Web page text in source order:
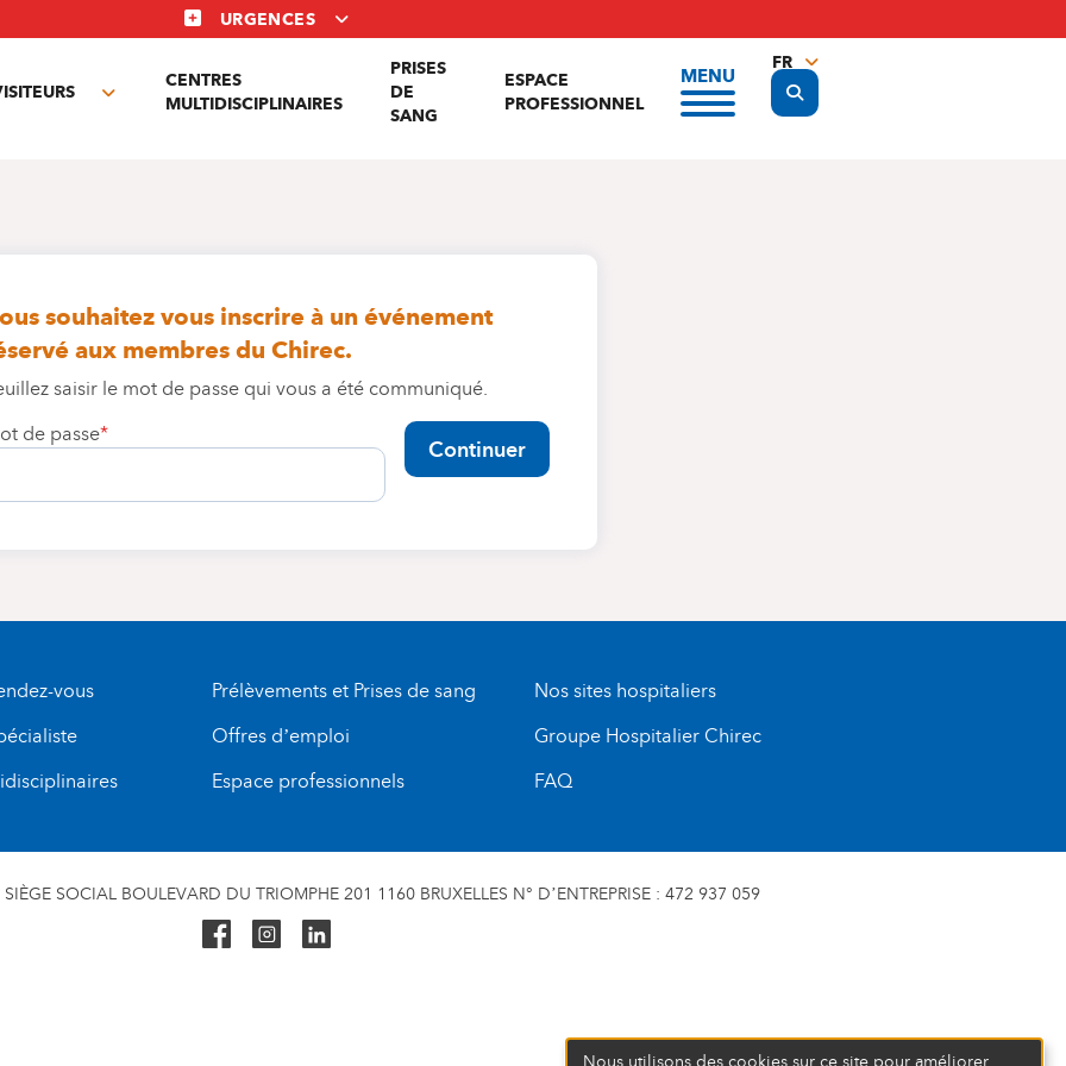
URGENCES
Toggle
CENTRES
MULTIDISCIPLINAIRES
PRISES
DE
SANG
ESPACE
PROFESSIONNEL
MENU
Display the search form
FR
NL
EN
souhaitez vous inscrire à un événement
aux membres du Chirec.
saisir le mot de passe qui vous a été communiqué.
de passe
Continuer
vous
Prélèvements et Prises de sang
Offres d’emploi
Espace professionnels
Nos sites hospitaliers
Groupe Hospitalier Chirec
FAQ
SIÈGE SOCIAL BOULEVARD DU TRIOMPHE 201 1160 BRUXELLES N° D’ENTREPRISE : 472 937 059
Nous utilisons des cookies sur ce site pour améliorer